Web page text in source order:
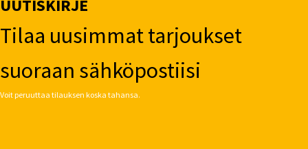
UUTISKIRJE
Tilaa uusimmat tarjoukset
suoraan sähköpostiisi
Voit peruuttaa tilauksen koska tahansa.